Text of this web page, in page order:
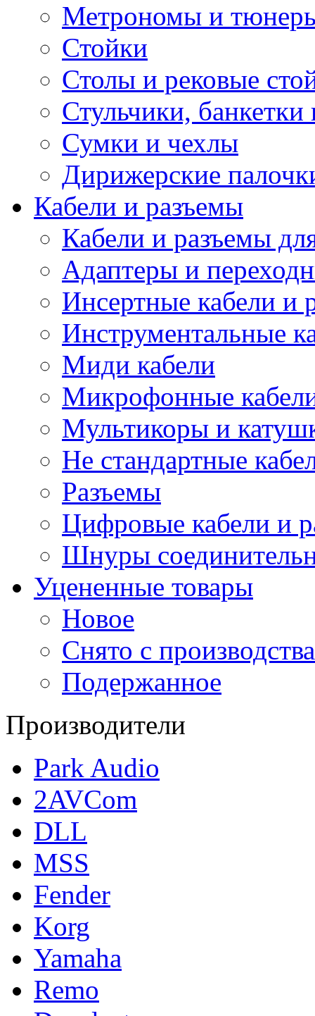
Метрономы и
Стойки
Столы и рековые
Стульчики, банкетки
Сумки и чехлы
Дирижерские
Кабели и разъемы
Кабели и разъемы
Адаптеры и
Инсертные кабели и
Инструментальные
Миди кабели
Микрофонные
Мультикоры и
Не стандартные
Разъемы
Цифровые кабели и
Шнуры
Уцененные товары
Новое
Снято с производства
Подержанное
Производители
Park Audio
2AVCom
DLL
MSS
Fender
Korg
Yamaha
Remo